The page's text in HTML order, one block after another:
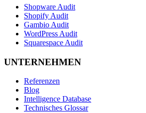
Shopware Audit
Shopify Audit
Gambio Audit
WordPress Audit
Squarespace Audit
UNTERNEHMEN
Referenzen
Blog
Intelligence Database
Technisches Glossar